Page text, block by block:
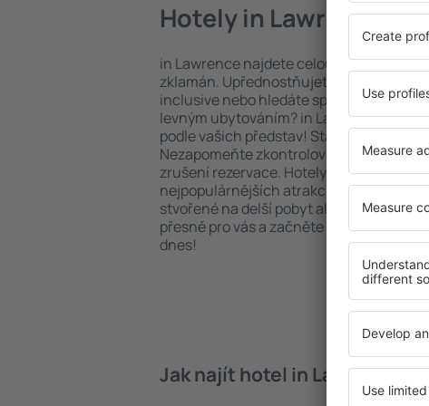
Hotely in Lawrence
in Lawrence najdete celou řadu hotelů.
zklamán. Upřednostňujete hotel na
inclusive nebo hledáte spíše místa s
levným ubytováním? in Lawrence na
podle vašich představ! Stačí zvolit
Nezapomeňte zkontrolovat způsob
zrušení rezervace. Hotely in Lawrence
nejpopulárnějších atrakcí, tak i v
stvořené na delší pobyt ale i krátký výlet
přesně pro vás a začněte se balit na
dnes!
Jak najít hotel in Lawrence?